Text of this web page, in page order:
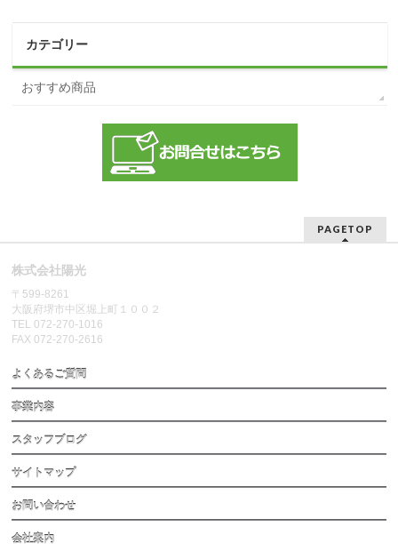
カテゴリー
おすすめ商品
PAGETOP
株式会社陽光
〒599-8261
大阪府堺市中区堀上町１００２
TEL 072-270-1016
FAX 072-270-2616
よくあるご質問
事業内容
スタッフブログ
サイトマップ
お問い合わせ
会社案内